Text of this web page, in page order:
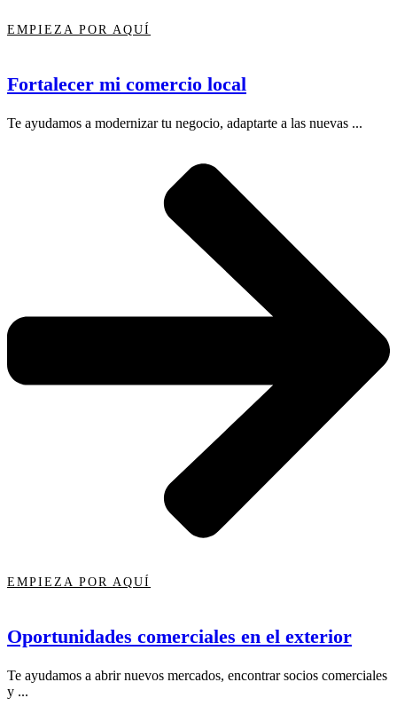
EMPIEZA POR AQUÍ
Fortalecer mi comercio local
Te ayudamos a modernizar tu negocio, adaptarte a las nuevas ...
EMPIEZA POR AQUÍ
Oportunidades comerciales en el exterior
Te ayudamos a abrir nuevos mercados, encontrar socios comerciales
y ...